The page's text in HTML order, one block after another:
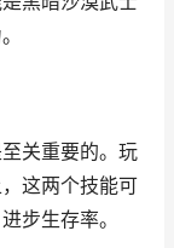
关重要的。玩
这两个技能可
步生存率。